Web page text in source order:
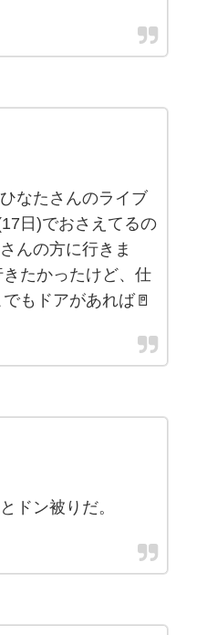
なたさんのライブ
日)でおさえてるの
んの方に行きま
たかったけど、仕
もドアがあれば🚪
ドン被りだ。